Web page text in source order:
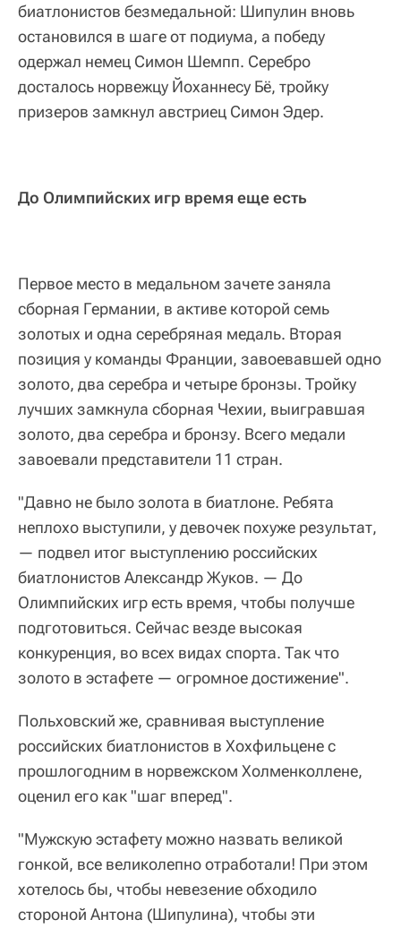
биатлонистов безмедальной: Шипулин вновь
остановился в шаге от подиума, а победу
одержал немец Симон Шемпп. Серебро
досталось норвежцу Йоханнесу Бё, тройку
призеров замкнул австриец Симон Эдер.
До Олимпийских игр время еще есть
Первое место в медальном зачете заняла
сборная Германии, в активе которой семь
золотых и одна серебряная медаль. Вторая
позиция у команды Франции, завоевавшей одно
золото, два серебра и четыре бронзы. Тройку
лучших замкнула сборная Чехии, выигравшая
золото, два серебра и бронзу. Всего медали
завоевали представители 11 стран.
"Давно не было золота в биатлоне. Ребята
неплохо выступили, у девочек похуже результат,
— подвел итог выступлению российских
биатлонистов Александр Жуков. — До
Олимпийских игр есть время, чтобы получше
подготовиться. Сейчас везде высокая
конкуренция, во всех видах спорта. Так что
золото в эстафете — огромное достижение".
Польховский же, сравнивая выступление
российских биатлонистов в Хохфильцене с
прошлогодним в норвежском Холменколлене,
оценил его как "шаг вперед".
"Мужскую эстафету можно назвать великой
гонкой, все великолепно отработали! При этом
хотелось бы, чтобы невезение обходило
стороной Антона (Шипулина), чтобы эти